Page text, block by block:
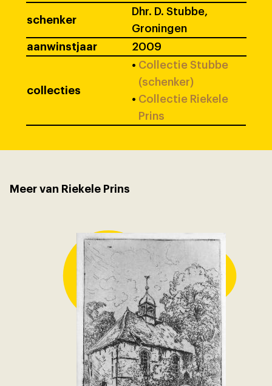
schenker
Dhr. D. Stubbe,
Groningen
aanwinstjaar
2009
collecties
• Collectie Stubbe
(schenker)
• Collectie Riekele
Prins
Meer van Riekele Prins
Kerk te